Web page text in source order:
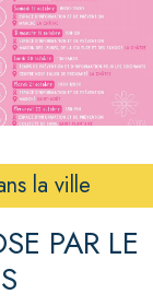
la ville
PAR LE